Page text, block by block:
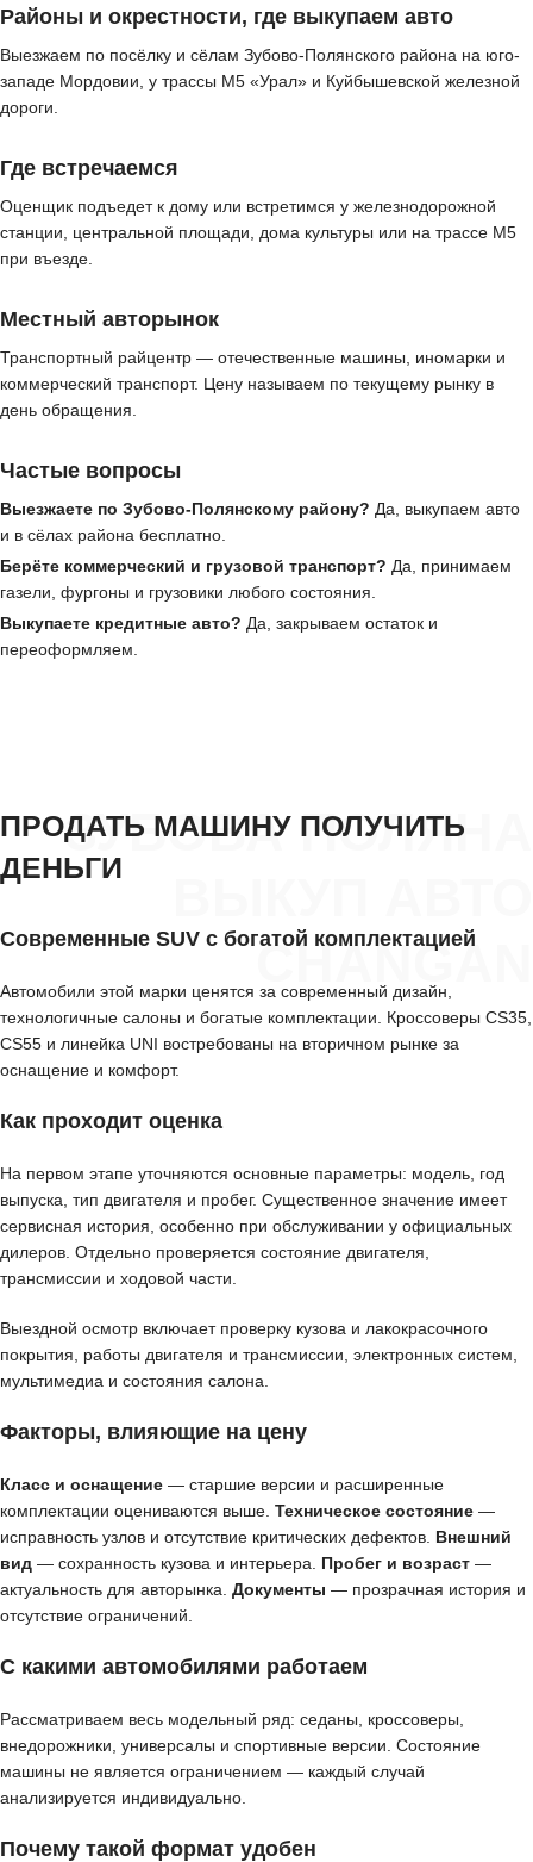
Районы и окрестности, где выкупаем авто
Выезжаем по посёлку и сёлам Зубово-Полянского района на юго-
западе Мордовии, у трассы М5 «Урал» и Куйбышевской железной
дороги.
Где встречаемся
Оценщик подъедет к дому или встретимся у железнодорожной
станции, центральной площади, дома культуры или на трассе М5
при въезде.
Местный авторынок
Транспортный райцентр — отечественные машины, иномарки и
коммерческий транспорт. Цену называем по текущему рынку в
день обращения.
Частые вопросы
Выезжаете по Зубово-Полянскому району? Да, выкупаем авто
и в сёлах района бесплатно.
Берёте коммерческий и грузовой транспорт? Да, принимаем
газели, фургоны и грузовики любого состояния.
Выкупаете кредитные авто? Да, закрываем остаток и
переоформляем.
ЗУБОВА ПОЛЯНА
CHANGAN
ПРОДАТЬ МАШИНУ ПОЛУЧИТЬ
ДЕНЬГИ
Современные SUV с богатой комплектацией
Автомобили этой марки ценятся за современный дизайн,
технологичные салоны и богатые комплектации. Кроссоверы CS35,
CS55 и линейка UNI востребованы на вторичном рынке за
оснащение и комфорт.
Как проходит оценка
На первом этапе уточняются основные параметры: модель, год
выпуска, тип двигателя и пробег. Существенное значение имеет
сервисная история, особенно при обслуживании у официальных
дилеров. Отдельно проверяется состояние двигателя,
трансмиссии и ходовой части.
Выездной осмотр включает проверку кузова и лакокрасочного
покрытия, работы двигателя и трансмиссии, электронных систем,
мультимедиа и состояния салона.
Факторы, влияющие на цену
Класс и оснащение — старшие версии и расширенные
комплектации оцениваются выше. Техническое состояние —
исправность узлов и отсутствие критических дефектов. Внешний
вид — сохранность кузова и интерьера. Пробег и возраст —
актуальность для авторынка. Документы — прозрачная история и
отсутствие ограничений.
С какими автомобилями работаем
Рассматриваем весь модельный ряд: седаны, кроссоверы,
внедорожники, универсалы и спортивные версии. Состояние
машины не является ограничением — каждый случай
анализируется индивидуально.
Почему такой формат удобен